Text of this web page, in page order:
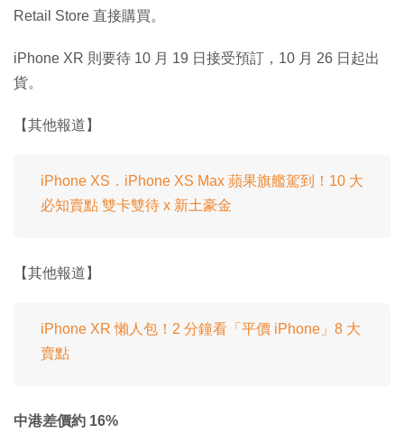
Retail Store 直接購買。
iPhone XR 則要待 10 月 19 日接受預訂，10 月 26 日起出
貨。
【其他報道】
iPhone XS．iPhone XS Max 蘋果旗艦駕到！10 大
必知賣點 雙卡雙待 x 新土豪金
【其他報道】
iPhone XR 懶人包！2 分鐘看「平價 iPhone」8 大
賣點
中港差價約 16%